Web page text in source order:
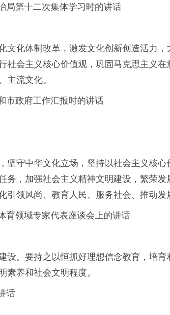
局第十二次集体学习时的讲话
文化体制改革，激发文化创新创造活力
社会主义核心价值观，巩固马克思主义
流文化。
市政府工作汇报时的讲话
坚守中华文化立场，坚持以社会主义核
务，加强社会主义精神文明建设，繁荣
领风尚、教育人民、服务社会、推动发
育领域专家代表座谈会上的讲话
设。要持之以恒抓好理想信念教育，培
养和社会文明程度。
话